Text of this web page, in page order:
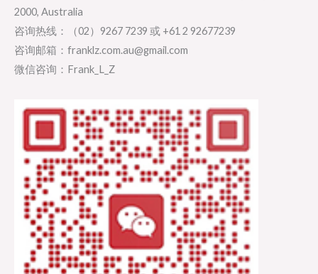
2000, Australia
咨询热线：（02）9267 7239 或 +61 2 92677239
咨询邮箱：franklz.com.au@gmail.com
微信咨询：Frank_L_Z